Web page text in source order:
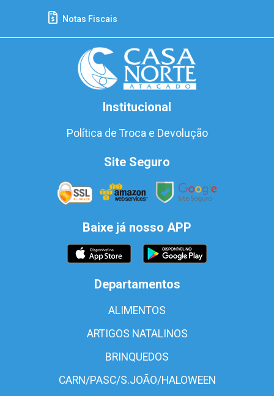
Notas Fiscais
Institucional
Política de Troca e Devolução
Site Seguro
Baixe já nosso APP
Departamentos
ALIMENTOS
ARTIGOS NATALINOS
BRINQUEDOS
CARN/PASC/S.JOÃO/HALOWEEN